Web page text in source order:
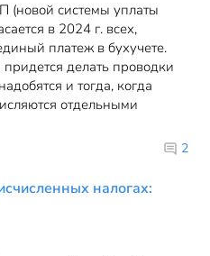
(новой системы уплаты
в 2024 г. всех,
платеж в бухучете.
делать проводки
и тогда, когда
отдельными
2
налогах: